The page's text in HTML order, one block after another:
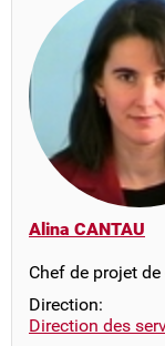
Alina CANTAU
Chef de projet
Direction:
Direction des